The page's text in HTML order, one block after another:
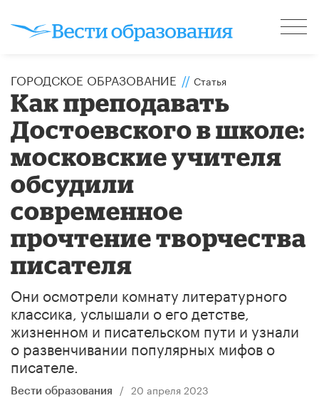
ГОРОДСКОЕ ОБРАЗОВАНИЕ // Статья
Как преподавать
Достоевского в школе:
московские учителя
обсудили
современное
прочтение творчества
писателя
Они осмотрели комнату литературного
классика, услышали о его детстве,
жизненном и писательском пути и узнали
о развенчивании популярных мифов о
писателе.
Вести образования / 20 апреля 2023